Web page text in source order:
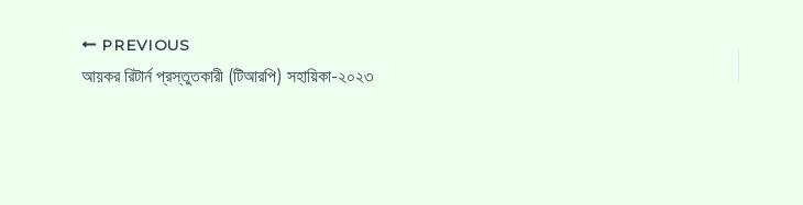
PREVIOUS
আয়কর রিটার্ন প্রস্তুতকারী (টিআরপি) সহায়িকা-২০২৩